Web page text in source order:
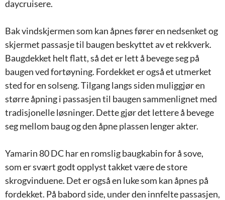
daycruisere.
Bak vindskjermen som kan åpnes fører en nedsenket og
skjermet passasje til baugen beskyttet av et rekkverk.
Baugdekket helt flatt, så det er lett å bevege seg på
baugen ved fortøyning. Fordekket er også et utmerket
sted for en solseng. Tilgang langs siden muliggjør en
større åpning i passasjen til baugen sammenlignet med
tradisjonelle løsninger. Dette gjør det lettere å bevege
seg mellom baug og den åpne plassen lenger akter.
Yamarin 80 DC har en romslig baugkabin for å sove,
som er svært godt opplyst takket være de store
skrogvinduene. Det er også en luke som kan åpnes på
fordekket. På babord side, under den innfelte passasjen,